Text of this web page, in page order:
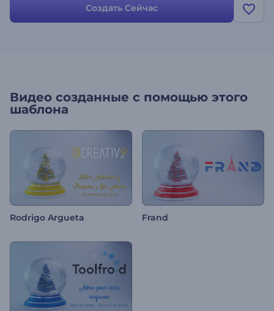
Создать Сейчас
Видео созданные с помощью этого
шаблона
Rodrigo Argueta Frand